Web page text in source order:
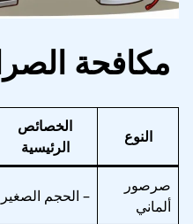
مكافحة
النوع
الخصائص
الرئيسية
صرصور
ألماني
– الحجم الصغير